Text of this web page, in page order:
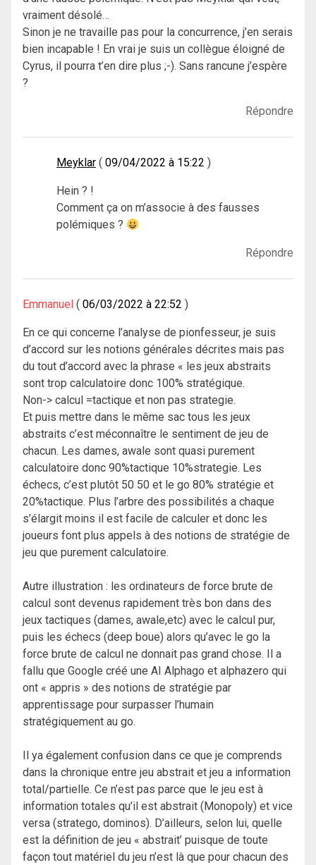
vraiment désolé…
Sinon je ne travaille pas pour la concurrence, j’en serais
bien incapable ! En vrai je suis un collègue éloigné de
Cyrus, il pourra t’en dire plus ;-). Sans rancune j’espère
?
Répondre
Meyklar 09/04/2022 à 15:22
Hein ? !
Comment ça on m’associe à des fausses
polémiques ?
Répondre
Emmanuel 06/03/2022 à 22:52
En ce qui concerne l’analyse de pionfesseur, je suis
d’accord sur les notions générales décrites mais pas
du tout d’accord avec la phrase « les jeux abstraits
sont trop calculatoire donc 100% stratégique.
Non-> calcul =tactique et non pas strategie.
Et puis mettre dans le même sac tous les jeux
abstraits c’est méconnaître le sentiment de jeu de
chacun. Les dames, awale sont quasi purement
calculatoire donc 90%tactique 10%strategie. Les
échecs, c’est plutôt 50 50 et le go 80% stratégie et
20%tactique. Plus l’arbre des possibilités a chaque
s’élargit moins il est facile de calculer et donc les
joueurs font plus appels à des notions de stratégie de
jeu que purement calculatoire.
Autre illustration : les ordinateurs de force brute de
calcul sont devenus rapidement très bon dans des
jeux tactiques (dames, awale,etc) avec le calcul pur,
puis les échecs (deep boue) alors qu’avec le go la
force brute de calcul ne donnait pas grand chose. Il a
fallu que Google créé une AI Alphago et alphazero qui
ont « appris » des notions de stratégie par
apprentissage pour surpasser l’humain
stratégiquement au go.
Il ya également confusion dans ce que je comprends
dans la chronique entre jeu abstrait et jeu a information
total/partielle. Ce n’est pas parce que le jeu est à
information totales qu’il est abstrait (Monopoly) et vice
versa (stratego, dominos). D’ailleurs, selon lui, quelle
est la définition de jeu « abstrait’ puisque de toute
façon tout matériel du jeu n’est là que pour chacun des